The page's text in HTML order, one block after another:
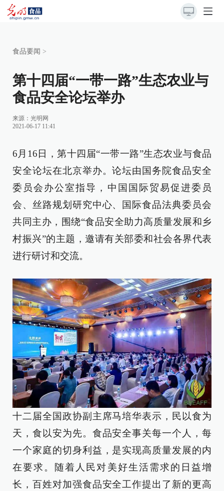
食品要闻 >
第十四届“一带一路”生态农业与
食品安全论坛举办
来源： 光明网
2021-06-17 11:41
6月16日，第十四届“一带一路”生态农业与食品
安全论坛在北京举办。论坛由国务院食品安全
委员会办公室指导，中国国际贸易促进委员
会、丝路规划研究中心、国际食品法典委员会
共同主办，围绕“食品安全助力高质量发展和乡
村振兴”的主题，邀请有关部委和社会各界代表
进行研讨和交流。
十二届全国政协副主席马培华表示，民以食为
天，食以安为先。食品安全事关每一个人，每
一个家庭的切身利益，是实现高质量发展的内
在要求。随着人民对美好生活需求的日益增
长，百姓对加强食品安全工作提出了新的更高